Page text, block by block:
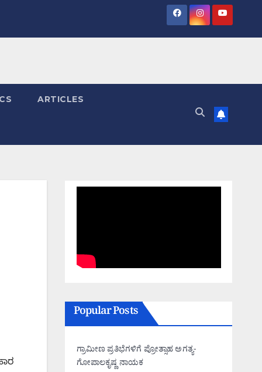
ARTICLES
Popular Posts
ಗ್ರಾಮೀಣ ಪ್ರತಿಭೆಗಳಿಗೆ ಪ್ರೋತ್ಸಾಹ ಅಗತ್ಯ-
ಗೋಪಾಲಕೃಷ್ಣ ನಾಯಕ